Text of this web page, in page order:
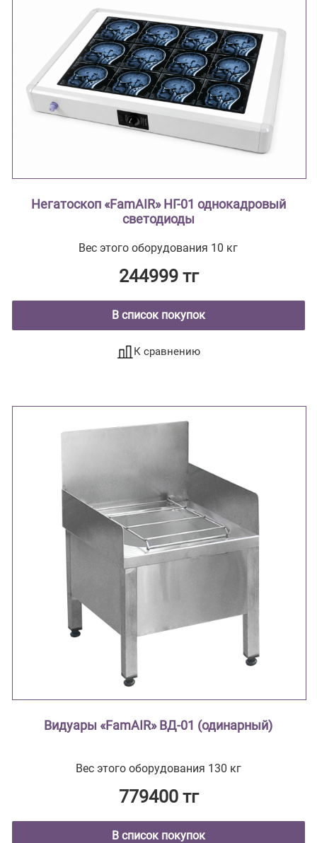
Негатоскоп «FamAIR» НГ-01 однокадровый
светодиоды
Вес этого оборудования 10 кг
244999 тг
В список покупок
К сравнению
Видуары «FamAIR» ВД-01 (одинарный)
Вес этого оборудования 130 кг
779400 тг
В список покупок